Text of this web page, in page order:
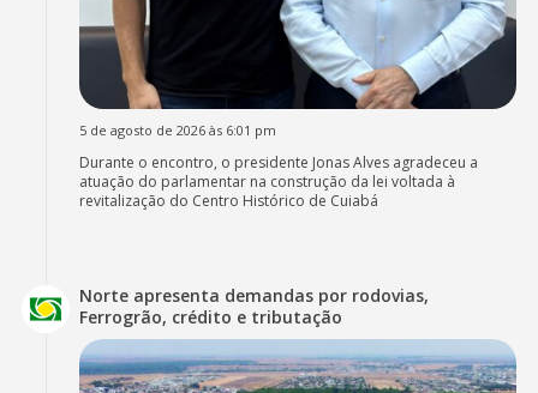
5 de agosto de 2026 às 6:01 pm
Durante o encontro, o presidente Jonas Alves agradeceu a
atuação do parlamentar na construção da lei voltada à
revitalização do Centro Histórico de Cuiabá
Norte apresenta demandas por rodovias,
Ferrogrão, crédito e tributação